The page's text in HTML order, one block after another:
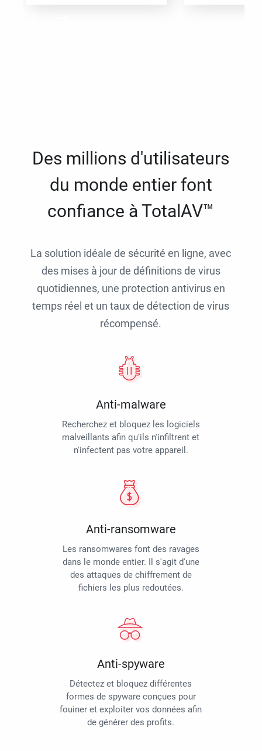
Des millions d'utilisateurs
du monde entier font
confiance à TotalAV™
La solution idéale de sécurité en ligne, avec
des mises à jour de définitions de virus
quotidiennes, une protection antivirus en
temps réel et un taux de détection de virus
récompensé.
Anti-malware
Recherchez et bloquez les logiciels
malveillants afin qu'ils n'infiltrent et
n'infectent pas votre appareil.
Anti-ransomware
Les ransomwares font des ravages
dans le monde entier. Il s'agit d'une
des attaques de chiffrement de
fichiers les plus redoutées.
Anti-spyware
Détectez et bloquez différentes
formes de spyware conçues pour
fouiner et exploiter vos données afin
de générer des profits.